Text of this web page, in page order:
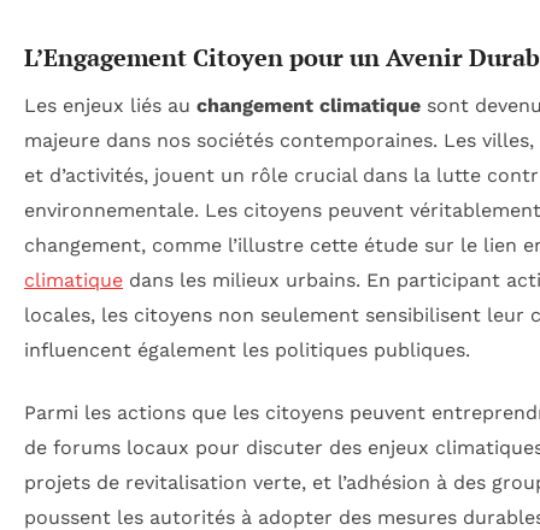
L’Engagement Citoyen pour un Avenir
Les enjeux liés au changement climatique sont
majeure dans nos sociétés contemporaines. Les
et d’activités, jouent un rôle crucial dans la lutte
environnementale. Les citoyens peuvent
changement, comme l’illustre cette étude sur le lien
climatique dans les milieux urbains. En participant
locales, les citoyens non seulement sensibilisent leur
influencent également les politiques publiques.
Parmi les actions que les citoyens peuvent
de forums locaux pour discuter des enjeux
projets de revitalisation verte, et l’adhésion à des
poussent les autorités à adopter des mesures